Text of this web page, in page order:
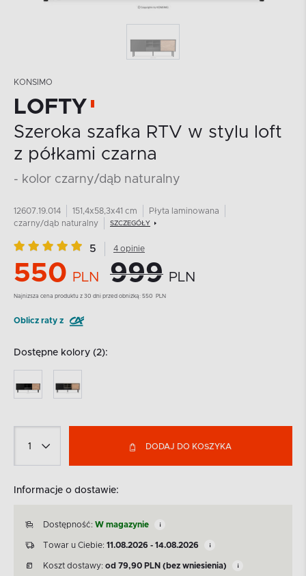
KONSIMO
LOFTY
Szeroka szafka RTV w stylu loft
z półkami czarna
- kolor czarny/dąb naturalny
12607.19.014 151,4x58,3x41 cm
Płyta laminowana
czarny/dąb naturalny
SZCZEGÓŁY
5 4 opinie
550 PLN 999 PLN
Najnizsza cena produktu z 30 dni przed obniżką: 550 PLN
Oblicz raty z
Dostępne kolory (2):
DODAJ DO KOSZYKA
Informacje o dostawie:
Dostępność: W magazynie
Towar u Ciebie: 11.08.2026 - 14.08.2026
Koszt dostawy: od 79,90 PLN (bez wniesienia)